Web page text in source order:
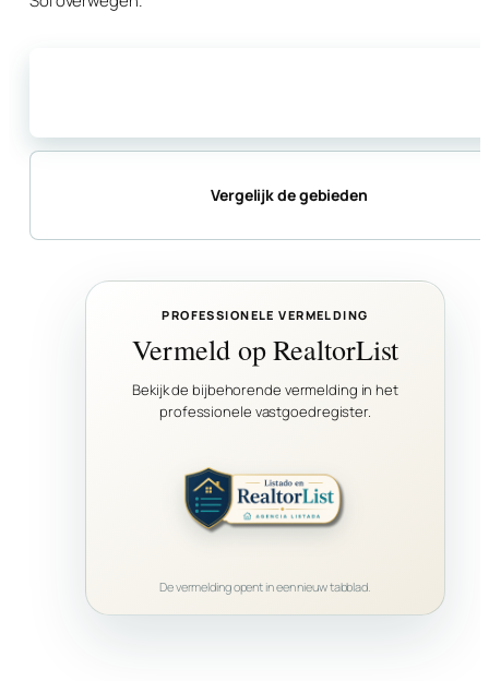
Vergelijk de gebieden
PROFESSIONELE VERMELDING
Vermeld op RealtorList
Bekijk de bijbehorende vermelding in het
professionele vastgoedregister.
De vermelding opent in een nieuw tabblad.